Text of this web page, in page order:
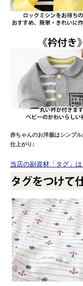
赤ちゃんのお洋服はシンプ
仕上がり♪
当店の副資材「タグ」は